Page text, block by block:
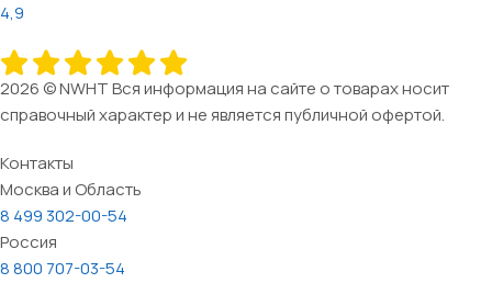
4,9
2026 © NWHT Вся информация на сайте о товарах носит
справочный характер и не является публичной офертой.
Контакты
Москва и Область
8 499 302-00-54
Россия
8 800 707-03-54